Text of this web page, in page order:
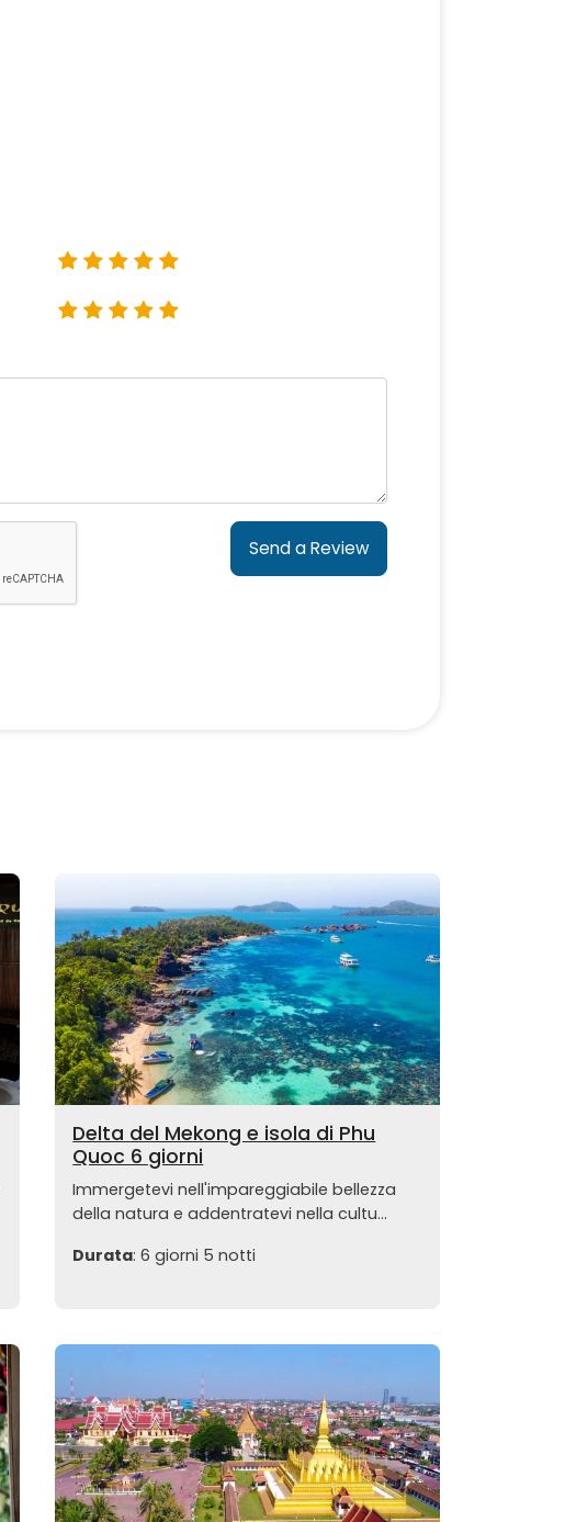
Send a Review
Delta del Mekong e isola di Phu
Quoc 6 giorni
Immergetevi nell'impareggiabile bellezza
della natura e addentratevi nella cultu...
Durata: 6 giorni 5 notti